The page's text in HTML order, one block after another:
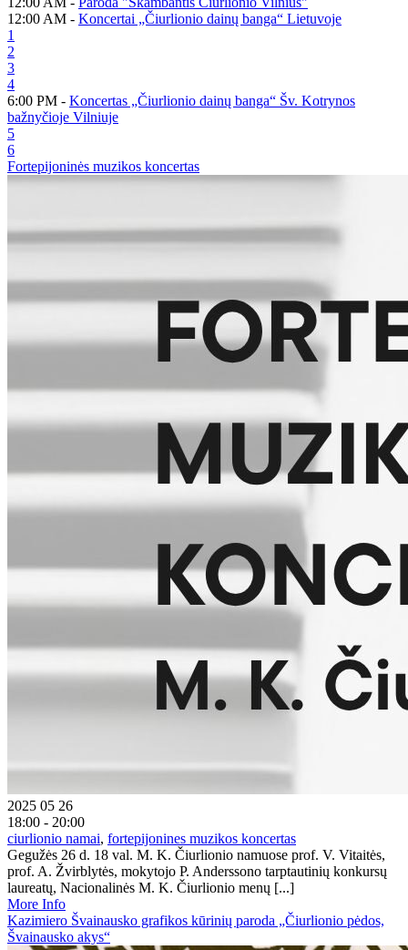
12:00 AM - Koncertai „Čiurlionio dainų banga“ Lietuvoje
1
2
3
4
6:00 PM - Koncertas „Čiurlionio dainų banga“ Šv. Kotrynos
bažnyčioje Vilniuje
5
6
Fortepijoninės muzikos koncertas
2025 05 26
18:00 - 20:00
ciurlionio namai, fortepijonines muzikos koncertas
Gegužės 26 d. 18 val. M. K. Čiurlionio namuose prof. V. Vitaitės,
prof. A. Žvirblytės, mokytojo P. Anderssono tarptautinių konkursų
laureatų, Nacionalinės M. K. Čiurlionio menų [...]
More Info
Kazimiero Švainausko grafikos kūrinių paroda „Čiurlionio pėdos,
Švainausko akys“